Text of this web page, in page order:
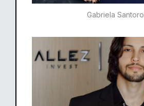
Gabriela Santoro​